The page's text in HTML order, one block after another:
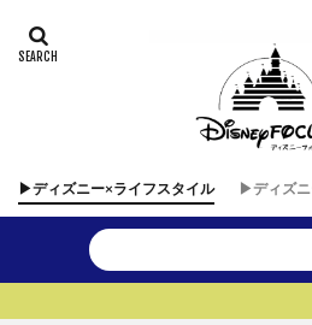
▶︎ディズニー×ライフスタイル ▶︎ディズ